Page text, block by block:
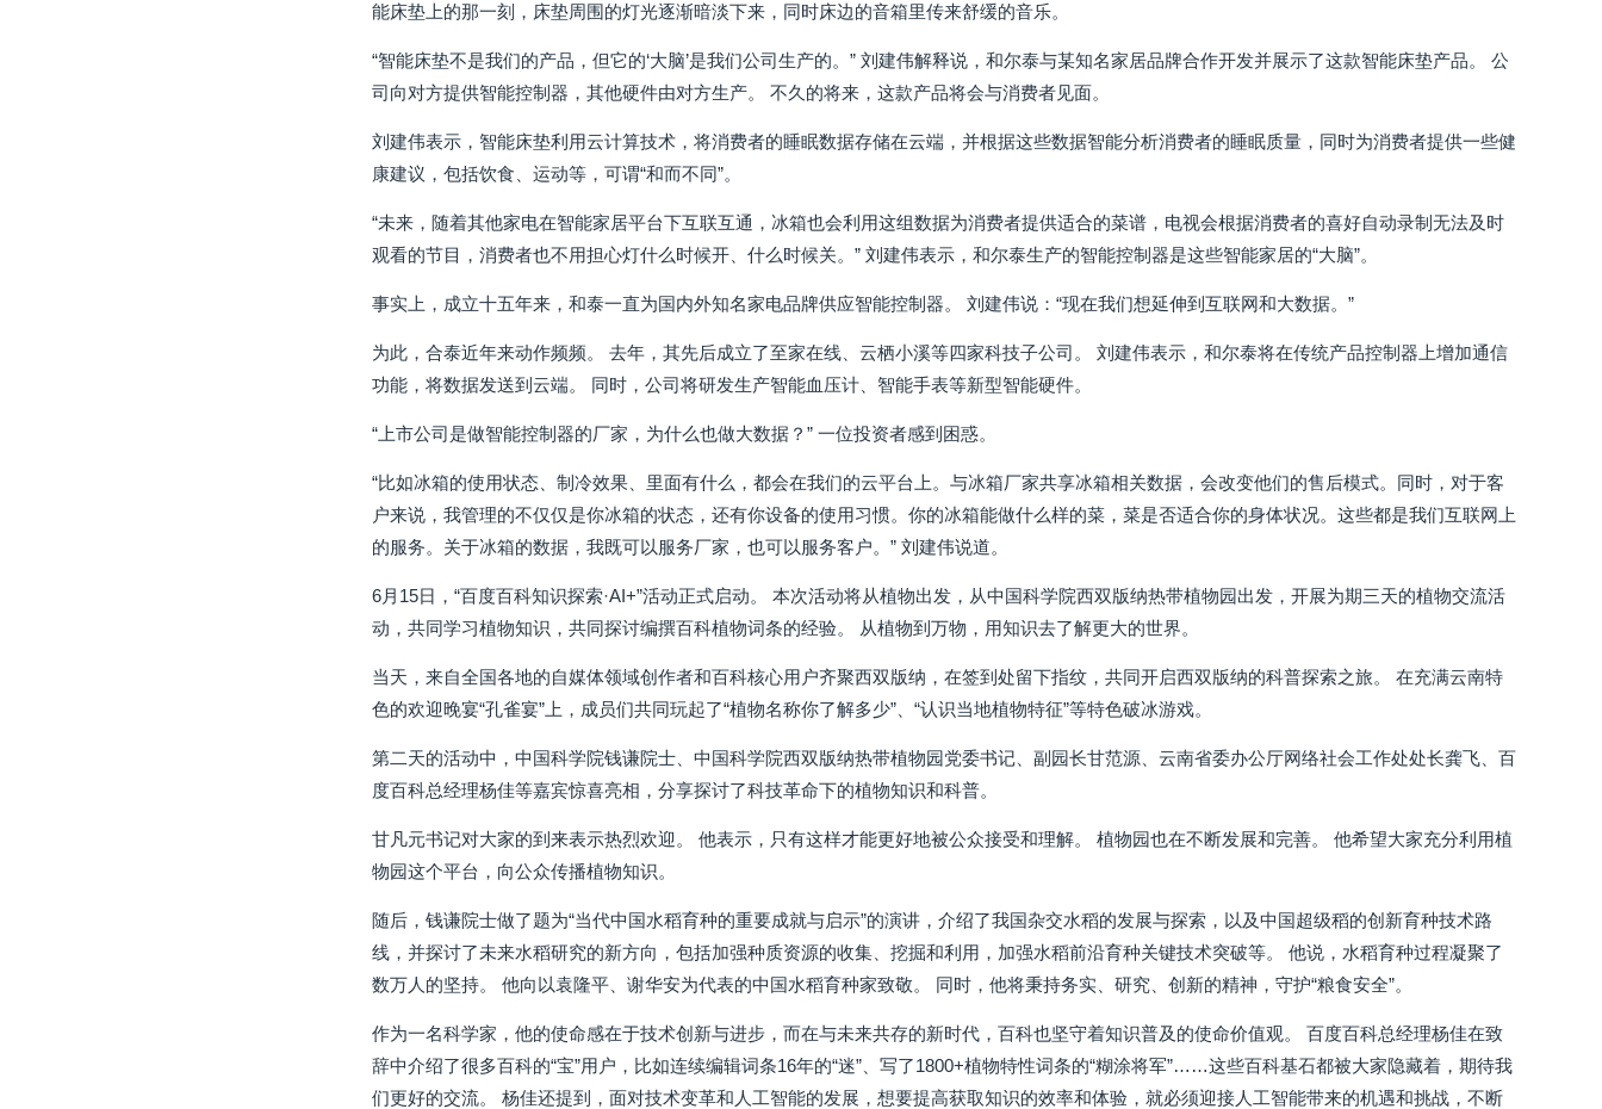
能床垫上的那一刻，床垫周围的灯光逐渐暗淡下来，同时床边的音箱里传来舒缓的音乐。
“智能床垫不是我们的产品，但它的‘大脑’是我们公司生产的。” 刘建伟解释说，和尔泰与某知名家居品牌合作开发并展示了这款智能床垫产品。 公
司向对方提供智能控制器，其他硬件由对方生产。 不久的将来，这款产品将会与消费者见面。
刘建伟表示，智能床垫利用云计算技术，将消费者的睡眠数据存储在云端，并根据这些数据智能分析消费者的睡眠质量，同时为消费者提供一些健
康建议，包括饮食、运动等，可谓“和而不同”。
“未来，随着其他家电在智能家居平台下互联互通，冰箱也会利用这组数据为消费者提供适合的菜谱，电视会根据消费者的喜好自动录制无法及时
观看的节目，消费者也不用担心灯什么时候开、什么时候关。” 刘建伟表示，和尔泰生产的智能控制器是这些智能家居的“大脑”。
事实上，成立十五年来，和泰一直为国内外知名家电品牌供应智能控制器。 刘建伟说：“现在我们想延伸到互联网和大数据。”
为此，合泰近年来动作频频。 去年，其先后成立了至家在线、云栖小溪等四家科技子公司。 刘建伟表示，和尔泰将在传统产品控制器上增加通信
功能，将数据发送到云端。 同时，公司将研发生产智能血压计、智能手表等新型智能硬件。
“上市公司是做智能控制器的厂家，为什么也做大数据？” 一位投资者感到困惑。
“比如冰箱的使用状态、制冷效果、里面有什么，都会在我们的云平台上。与冰箱厂家共享冰箱相关数据，会改变他们的售后模式。同时，对于客
户来说，我管理的不仅仅是你冰箱的状态，还有你设备的使用习惯。你的冰箱能做什么样的菜，菜是否适合你的身体状况。这些都是我们互联网上
的服务。关于冰箱的数据，我既可以服务厂家，也可以服务客户。” 刘建伟说道。
6月15日，“百度百科知识探索·AI+”活动正式启动。 本次活动将从植物出发，从中国科学院西双版纳热带植物园出发，开展为期三天的植物交流活
动，共同学习植物知识，共同探讨编撰百科植物词条的经验。 从植物到万物，用知识去了解更大的世界。
当天，来自全国各地的自媒体领域创作者和百科核心用户齐聚西双版纳，在签到处留下指纹，共同开启西双版纳的科普探索之旅。 在充满云南特
色的欢迎晚宴“孔雀宴”上，成员们共同玩起了“植物名称你了解多少”、“认识当地植物特征”等特色破冰游戏。
第二天的活动中，中国科学院钱谦院士、中国科学院西双版纳热带植物园党委书记、副园长甘范源、云南省委办公厅网络社会工作处处长龚飞、百
度百科总经理杨佳等嘉宾惊喜亮相，分享探讨了科技革命下的植物知识和科普。
甘凡元书记对大家的到来表示热烈欢迎。 他表示，只有这样才能更好地被公众接受和理解。 植物园也在不断发展和完善。 他希望大家充分利用植
物园这个平台，向公众传播植物知识。
随后，钱谦院士做了题为“当代中国水稻育种的重要成就与启示”的演讲，介绍了我国杂交水稻的发展与探索，以及中国超级稻的创新育种技术路
线，并探讨了未来水稻研究的新方向，包括加强种质资源的收集、挖掘和利用，加强水稻前沿育种关键技术突破等。 他说，水稻育种过程凝聚了
数万人的坚持。 他向以袁隆平、谢华安为代表的中国水稻育种家致敬。 同时，他将秉持务实、研究、创新的精神，守护“粮食安全”。
作为一名科学家，他的使命感在于技术创新与进步，而在与未来共存的新时代，百科也坚守着知识普及的使命价值观。 百度百科总经理杨佳在致
辞中介绍了很多百科的“宝”用户，比如连续编辑词条16年的“迷”、写了1800+植物特性词条的“糊涂将军”……这些百科基石都被大家隐藏着，期待我
们更好的交流。 杨佳还提到，面对技术变革和人工智能的发展，想要提高获取知识的效率和体验，就必须迎接人工智能带来的机遇和挑战，不断